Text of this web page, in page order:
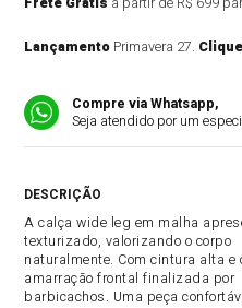
Lançamento Primavera 27.
Compre via Whatsapp,
Seja atendido por um
A calça wide leg em malha
texturizado, valorizando o corpo
naturalmente. Com cintura alta
amarração frontal finalizada por
barbicachos. Uma peça